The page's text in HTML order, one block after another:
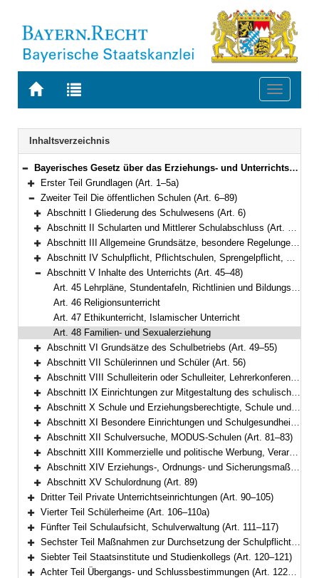
Zur
BAYERN.RECHT
Zur
letzten
Suche
Toggle
Navigation
Inhaltsverzeichnis
Bereich reduzieren
Bayerisches Gesetz über das Erziehungs- und Unterrichtswesen (BayEUG) in der Fassung der Bekanntmachung vom 31. Mai 2000 (GVBl. S. 414, 632) BayRS 2230-1-1-K (Art. 1–125)
Bereich erweitern
Erster Teil Grundlagen (Art. 1–5a)
Bereich reduzieren
Zweiter Teil Die öffentlichen Schulen (Art. 6–89)
Bereich erweitern
Abschnitt I Gliederung des Schulwesens (Art. 6)
Bereich erweitern
Abschnitt II Schularten und Mittlerer Schulabschluss (Art. 7–25)
Bereich erweitern
Abschnitt III Allgemeine Grundsätze, besondere Regelungen für Pflichtschulen (Art. 26–34)
Bereich erweitern
Abschnitt IV Schulpflicht, Pflichtschulen, Sprengelpflicht, Gastschulverhältnisse, Wahl des schulischen Bildungswegs (Art. 35–44)
Bereich reduzieren
Abschnitt V Inhalte des Unterrichts (Art. 45–48)
Art. 45 Lehrpläne, Stundentafeln, Richtlinien und Bildungsstandards
Art. 46 Religionsunterricht
Art. 47 Ethikunterricht, Islamischer Unterricht
Art. 48 Familien- und Sexualerziehung
Bereich erweitern
Abschnitt VI Grundsätze des Schulbetriebs (Art. 49–55)
Bereich erweitern
Abschnitt VII Schülerinnen und Schüler (Art. 56)
Bereich erweitern
Abschnitt VIII Schulleiterin oder Schulleiter, Lehrerkonferenz, Lehrkräfte und sonstiges Personal (Art. 57–61)
Bereich erweitern
Abschnitt IX Einrichtungen zur Mitgestaltung des schulischen Lebens (Art. 62–73)
Bereich erweitern
Abschnitt X Schule und Erziehungsberechtigte, Schule und Arbeitgeber (Art. 74–77)
Bereich erweitern
Abschnitt XI Besondere Einrichtungen und Schulgesundheit (Art. 78–80)
Bereich erweitern
Abschnitt XII Schulversuche, MODUS-Schulen (Art. 81–83)
Bereich erweitern
Abschnitt XIII Kommerzielle und politische Werbung, Verarbeitung personenbezogener Daten (Art. 84–85a)
Bereich erweitern
Abschnitt XIV Erziehungs-, Ordnungs- und Sicherungsmaßnahmen (Art. 86–88a)
Bereich erweitern
Abschnitt XV Schulordnung (Art. 89)
Bereich erweitern
Dritter Teil Private Unterrichtseinrichtungen (Art. 90–105)
Bereich erweitern
Vierter Teil Schülerheime (Art. 106–110a)
Bereich erweitern
Fünfter Teil Schulaufsicht, Schulverwaltung (Art. 111–117)
Bereich erweitern
Sechster Teil Maßnahmen zur Durchsetzung der Schulpflicht, Ordnungswidrigkeiten (Art. 118–119)
Bereich erweitern
Siebter Teil Staatsinstitute und Studienkollegs (Art. 120–121)
Achter Teil Übergangs- und Schlussbestimmungen (Art. 122–125)